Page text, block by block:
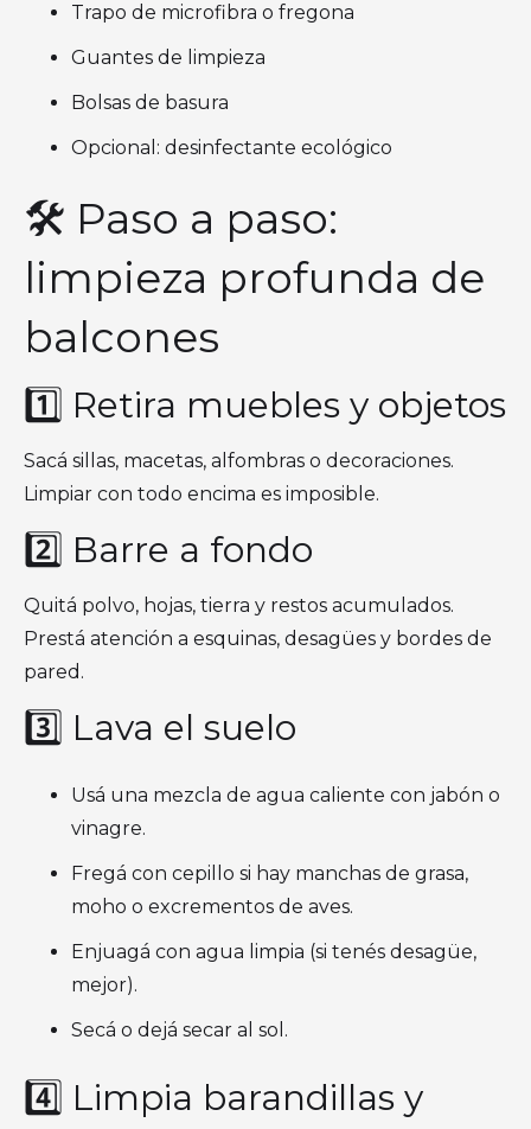
Trapo de microfibra o fregona
Guantes de limpieza
Bolsas de basura
Opcional: desinfectante ecológico
🛠️ Paso a paso:
limpieza profunda de
balcones
1️⃣ Retira muebles y objetos
Sacá sillas, macetas, alfombras o decoraciones.
Limpiar con todo encima es imposible.
2️⃣ Barre a fondo
Quitá polvo, hojas, tierra y restos acumulados.
Prestá atención a esquinas, desagües y bordes de
pared.
3️⃣ Lava el suelo
Usá una mezcla de agua caliente con jabón o
vinagre.
Fregá con cepillo si hay manchas de grasa,
moho o excrementos de aves.
Enjuagá con agua limpia (si tenés desagüe,
mejor).
Secá o dejá secar al sol.
4️⃣ Limpia barandillas y